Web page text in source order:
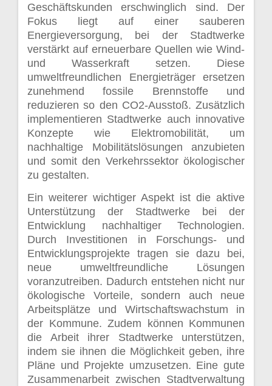
Geschäftskunden erschwinglich sind. Der
Fokus liegt auf einer sauberen
Energieversorgung, bei der Stadtwerke
verstärkt auf erneuerbare Quellen wie Wind-
und Wasserkraft setzen. Diese
umweltfreundlichen Energieträger ersetzen
zunehmend fossile Brennstoffe und
reduzieren so den CO2-Ausstoß. Zusätzlich
implementieren Stadtwerke auch innovative
Konzepte wie Elektromobilität, um
nachhaltige Mobilitätslösungen anzubieten
und somit den Verkehrssektor ökologischer
zu gestalten.
Ein weiterer wichtiger Aspekt ist die aktive
Unterstützung der Stadtwerke bei der
Entwicklung nachhaltiger Technologien.
Durch Investitionen in Forschungs- und
Entwicklungsprojekte tragen sie dazu bei,
neue umweltfreundliche Lösungen
voranzutreiben. Dadurch entstehen nicht nur
ökologische Vorteile, sondern auch neue
Arbeitsplätze und Wirtschaftswachstum in
der Kommune. Zudem können Kommunen
die Arbeit ihrer Stadtwerke unterstützen,
indem sie ihnen die Möglichkeit geben, ihre
Pläne und Projekte umzusetzen. Eine gute
Zusammenarbeit zwischen Stadtverwaltung